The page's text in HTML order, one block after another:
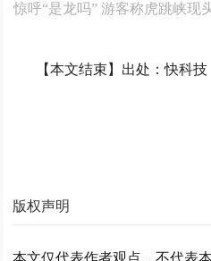
惊呼“是龙吗” 游客称虎跳峡现
【本文结束】出处：快科技
版权声明